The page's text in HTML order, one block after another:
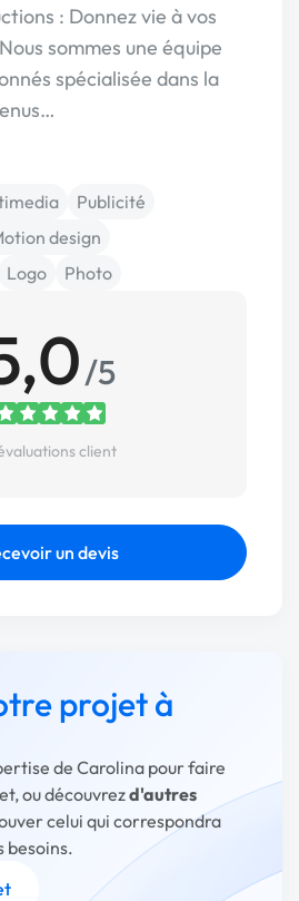
: Donnez vie à vos
sommes une équipe
spécialisée dans la
Publicité
design
Logo Photo
/5
client
un devis
projet à
de Carolina pour faire
ou découvrezd'autres
celui qui correspondra
besoins.